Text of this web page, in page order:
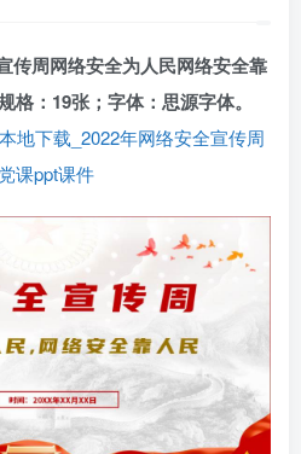
传周网络安全为人民网络安全靠
格：19张；字体：思源字体。
本地下载_2022年网络安全宣传周
课ppt课件